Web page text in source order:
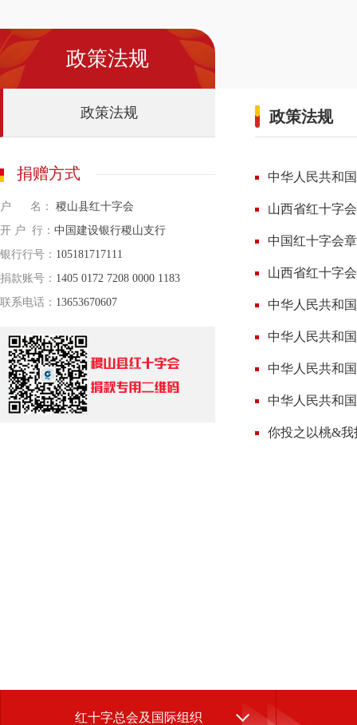
政策法规
政策法规
捐赠方式
户 名：
稷山县红十字会
开 户 行： 中国建设银行稷山支行
银行行号： 105181717111
捐款账号： 1405 0172 7208 0000 1183
联系电话： 13653670607
政策法规
中华人民共和
山西省红十字
中国红十字会
山西省红十字
中华人民共和
中华人民共和
中华人民共和
中华人民共和
你投之以桃&我
红十字总会及国际组织